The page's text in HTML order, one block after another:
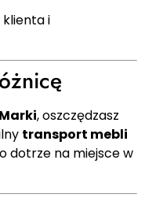
klienta i
, oszczędzasz
transport mebli
dotrze na miejsce w